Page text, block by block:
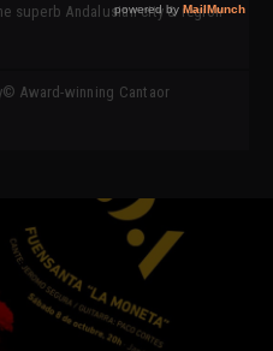
superb Andalusian city & region
Award-winning Cantaor